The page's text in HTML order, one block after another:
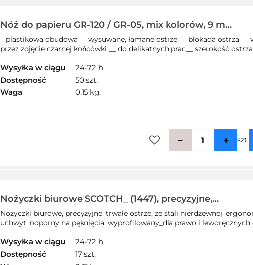
Nóż do papieru GR-120 / GR-05, mix kolorów, 9 mm
GRAND 130-1192
_ plastikowa obudowa __ wysuwane, łamane ostrze __ blokada ostrza
przez zdjęcie czarnej końcówki __ do delikatnych prac__ szerokość
Wysyłka w ciągu
24-72 h
Dostępność
50 szt.
Waga
0.15 kg.
szt.
Nożyczki biurowe SCOTCH_ (1447), precyzyjne,
18cm, czerwono-szare
Nożyczki biurowe, precyzyjne_trwałe ostrze, ze stali
uchwyt, odporny na pęknięcia, wyprofilowany_dla prawo i leworęcznych
Wysyłka w ciągu
24-72 h
Dostępność
17 szt.